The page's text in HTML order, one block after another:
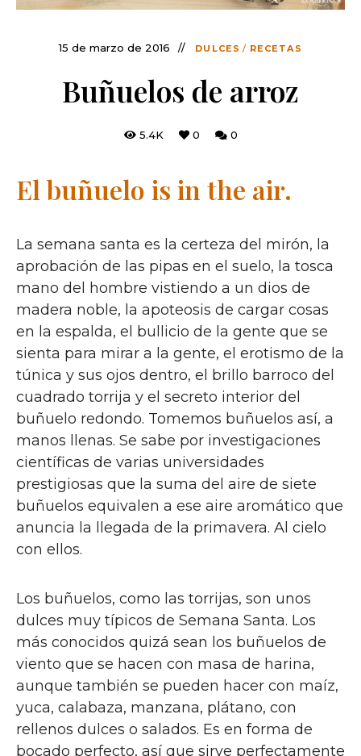
15 de marzo de 2016 DULCES / RECETAS
Buñuelos de arroz
5.4K 0 0
El buñuelo is in the air.
La semana santa es la certeza del mirón, la
aprobación de las pipas en el suelo, la tosca
mano del hombre vistiendo a un dios de
madera noble, la apoteosis de cargar cosas
en la espalda, el bullicio de la gente que se
sienta para mirar a la gente, el erotismo de la
túnica y sus ojos dentro, el brillo barroco del
cuadrado torrija y el secreto interior del
buñuelo redondo. Tomemos buñuelos así, a
manos llenas. Se sabe por investigaciones
científicas de varias universidades
prestigiosas que la suma del aire de siete
buñuelos equivalen a ese aire aromático que
anuncia la llegada de la primavera. Al cielo
con ellos.
Los buñuelos, como las torrijas, son unos
dulces muy típicos de Semana Santa. Los
más conocidos quizá sean los buñuelos de
viento que se hacen con masa de harina,
aunque también se pueden hacer con maíz,
yuca, calabaza, manzana, plátano, con
rellenos dulces o salados. Es en forma de
bocado perfecto, así que sirve perfectamente